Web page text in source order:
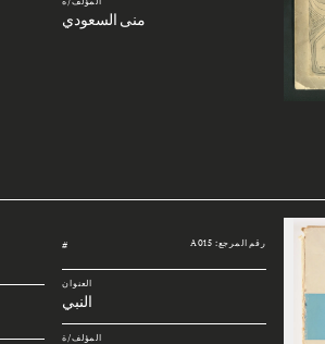
منى السعودي
رقم المرجع: A015 #
العنوان
النبي
المؤلف/ة